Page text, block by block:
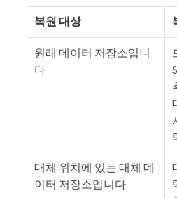
복원 대상
원래 데이터 저장소입니
다
대체 위치에 있는 대체 데
이터 저장소입니다